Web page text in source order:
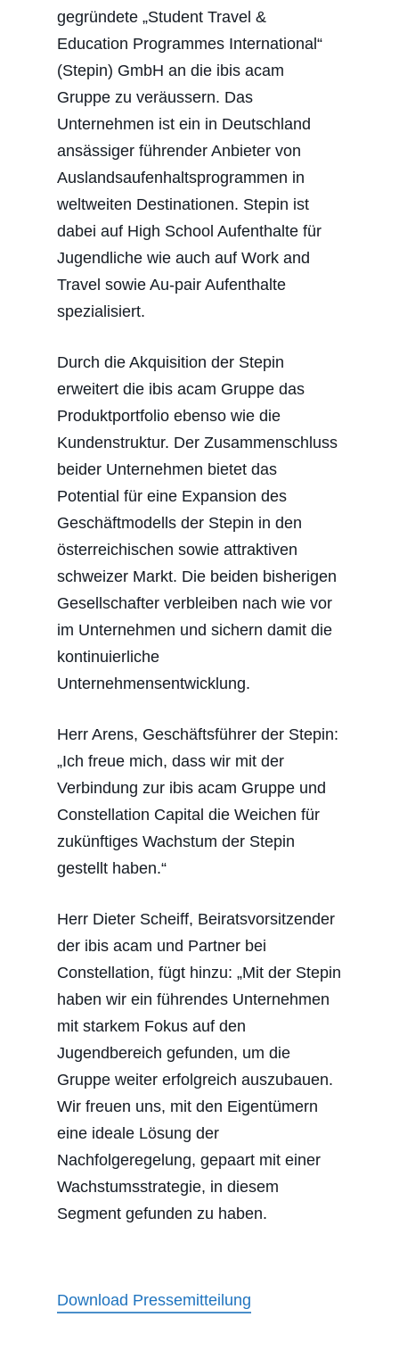
gegründete „Student Travel &
Education Programmes International“
(Stepin) GmbH an die ibis acam
Gruppe zu veräussern. Das
Unternehmen ist ein in Deutschland
ansässiger führender Anbieter von
Auslandsaufenhaltsprogrammen in
weltweiten Destinationen. Stepin ist
dabei auf High School Aufenthalte für
Jugendliche wie auch auf Work and
Travel sowie Au-pair Aufenthalte
spezialisiert.
Durch die Akquisition der Stepin
erweitert die ibis acam Gruppe das
Produktportfolio ebenso wie die
Kundenstruktur. Der Zusammenschluss
beider Unternehmen bietet das
Potential für eine Expansion des
Geschäftmodells der Stepin in den
österreichischen sowie attraktiven
schweizer Markt. Die beiden bisherigen
Gesellschafter verbleiben nach wie vor
im Unternehmen und sichern damit die
kontinuierliche
Unternehmensentwicklung.
Herr Arens, Geschäftsführer der Stepin:
„Ich freue mich, dass wir mit der
Verbindung zur ibis acam Gruppe und
Constellation Capital die Weichen für
zukünftiges Wachstum der Stepin
gestellt haben.“
Herr Dieter Scheiff, Beiratsvorsitzender
der ibis acam und Partner bei
Constellation, fügt hinzu: „Mit der Stepin
haben wir ein führendes Unternehmen
mit starkem Fokus auf den
Jugendbereich gefunden, um die
Gruppe weiter erfolgreich auszubauen.
Wir freuen uns, mit den Eigentümern
eine ideale Lösung der
Nachfolgeregelung, gepaart mit einer
Wachstumsstrategie, in diesem
Segment gefunden zu haben.
Download Pressemitteilung